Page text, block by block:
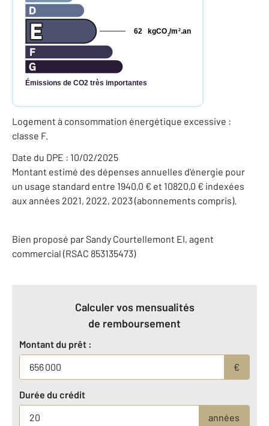
Émissions de CO2 très importantes
kgCO2/m 2.an
62
Logement à consommation énergétique excessive :
classe F.
Date du DPE : 10/02/2025
Montant estimé des dépenses annuelles d'énergie pour
un usage standard entre 1940,0 € et 10820,0 € indexées
aux années 2021, 2022, 2023 (abonnements compris).
Bien proposé parSandy Courtellemont EI, agent
commercial (RSAC 853135473)
Calculer vos mensualités
de remboursement
Montant du prêt :
€
Durée du crédit
années